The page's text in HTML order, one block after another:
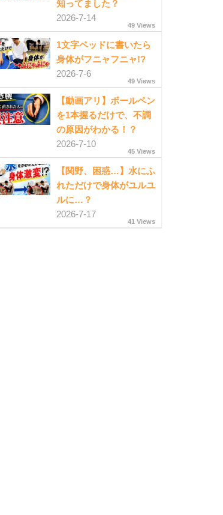
知ってました？
2026-7-14
49 Views
1文字ベッドに書いたら
身体がフニャフニャ!?
2026-7-6
49 Views
【動画アリ】ボールペン
を1本握るだけで、不調
の原因がわかる！？
2026-7-10
45 Views
【関野、困惑…】水にふ
れただけで身体がユルユ
ルに…？
2026-7-17
41 Views